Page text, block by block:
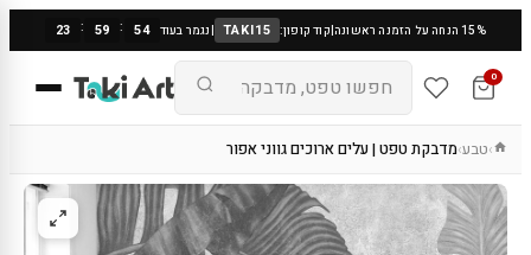
15% הנחה על הזמנה ראשונה |קוד קופון: TAKI15
|נגמר בעוד 23 : 59 : 53
0
›טבע›מדבקת טפט | עלים ארוכים גווני אפור